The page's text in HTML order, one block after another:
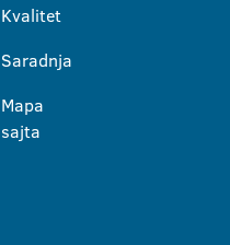
Kvalitet
Saradnja
Mapa
sajta